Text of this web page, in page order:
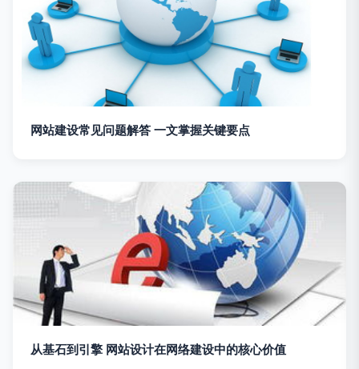
网站建设常见问题解答 一文掌握关键要点
从基石到引擎 网站设计在网络建设中的核心价值